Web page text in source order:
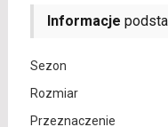
Informacje
Sezon
Rozmiar
Przeznaczenie